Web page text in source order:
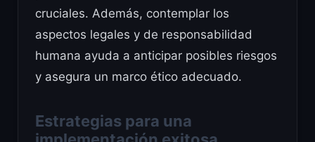
cruciales. Además, contemplar los
aspectos legales y de responsabilidad
humana ayuda a anticipar posibles riesgos
y asegura un marco ético adecuado.
Estrategias para una